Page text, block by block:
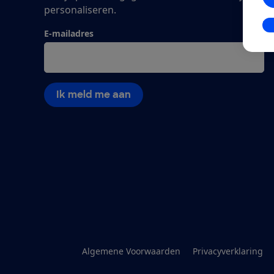
personaliseren.
E-mailadres
Ik meld me aan
Algemene Voorwaarden Privacyverklaring